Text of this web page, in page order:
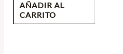
AÑADIR AL
CARRITO